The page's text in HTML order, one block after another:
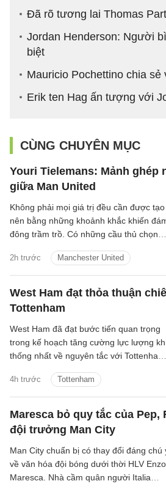
Đã rõ tương lai Thomas
Jordan Henderson: Người
biệt
Mauricio Pochettino chia sẻ
Erik ten Hag ấn tượng với
CÙNG CHUYÊN MỤC
Youri Tielemans: Mảnh ghép
giữa Man United
2h trước Manchester United
Không phải mọi giá trị đều cần được tạo
nên bằng những khoảnh khắc khiến
đông trầm trồ. Có những cầu thủ chọn
một pha xoay người đúng lúc, một đường
chuyền tưởng như giản đơn nhưng mở
cả khoảng trời phía trước. Youri
Tielemans là kiểu tiền vệ như thế.
West Ham đạt thỏa thuận
Tottenham
4h trước Tottenham
West Ham đã đạt bước tiến quan trọng
trong kế hoạch tăng cường lực lượng
thống nhất về nguyên tắc với Tottenham
Maresca bỏ quy tắc của Pep,
đội trưởng Man City
Man City chuẩn bị có thay đổi đáng chú
về văn hóa đội bóng dưới thời HLV Enzo
Maresca. Nhà cầm quân người Italia